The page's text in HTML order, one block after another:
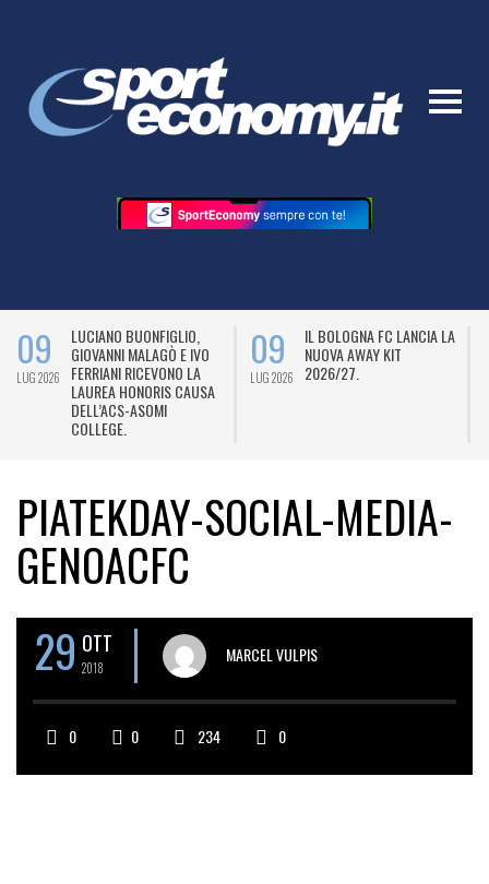
09
LUG 2026
LUCIANO BUONFIGLIO,
GIOVANNI MALAGÒ E IVO
FERRIANI RICEVONO LA
LAUREA HONORIS CAUSA
DELL’ACS-ASOMI
COLLEGE.
09
LUG 2026
IL BOLOGNA FC LANCIA LA
NUOVA AWAY KIT
2026/27.
PIATEKDAY-SOCIAL-MEDIA-
GENOACFC
29 OTT
2018
MARCEL VULPIS
0 0 234 0